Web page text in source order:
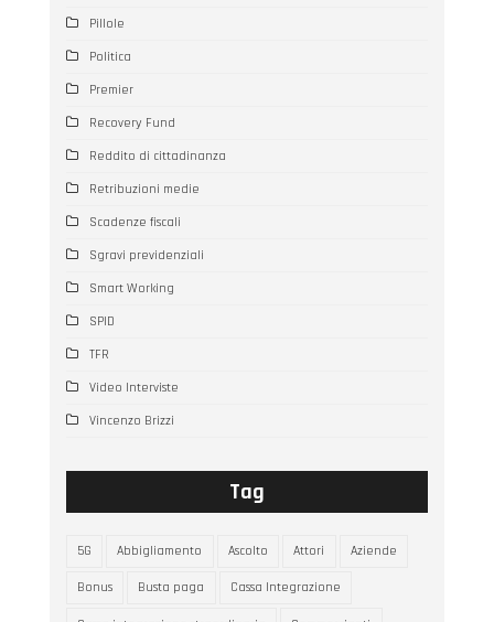
Pillole
Politica
Premier
Recovery Fund
Reddito di cittadinanza
Retribuzioni medie
Scadenze fiscali
Sgravi previdenziali
Smart Working
SPID
TFR
Video Interviste
Vincenzo Brizzi
Tag
5G Abbigliamento Ascolto Attori Aziende
Bonus Busta paga Cassa Integrazione